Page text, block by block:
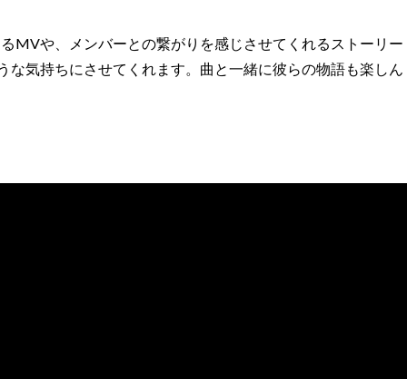
MVや、メンバーとの繋がりを感じさせてくれるストーリー
気持ちにさせてくれます。曲と一緒に彼らの物語も楽しん